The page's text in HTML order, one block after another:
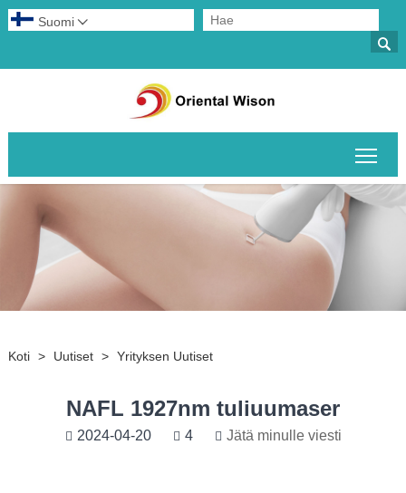

Suomi 
Koti > Uutiset > Yrityksen Uutiset
NAFL 1927nm tuliuumaser
2024-04-20 4 Jätä minulle viesti